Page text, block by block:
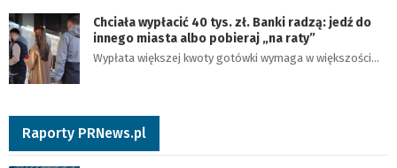
Chciała wypłacić 40 tys. zł. Banki radzą: jedź do
innego miasta albo pobieraj „na raty”
Wypłata większej kwoty gotówki wymaga w większości…
Raporty PRNews.pl